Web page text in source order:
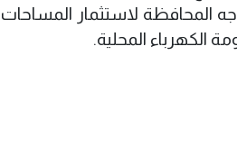
توجه المحافظة لاستثمار
المحلية.